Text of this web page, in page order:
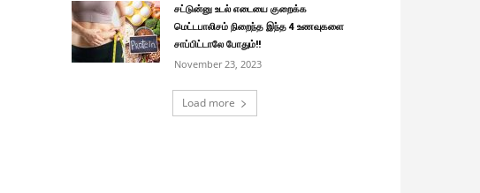
சட்டுன்னு உடல் எடையை குறைக்க
மெட்டபாலிசம் நிறைந்த இந்த 4 உணவுகளை
சாப்பிட்டாலே போதும்!!
November 23, 2023
Load more